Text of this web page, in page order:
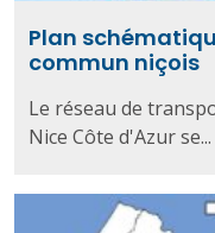
Plan
commun niçois
Le réseau de
Nice Côte d'Azur se...